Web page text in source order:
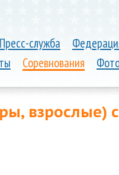
Пресс-служба
Соревнования
взрослые)